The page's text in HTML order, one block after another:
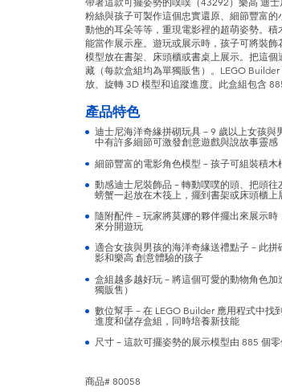
粉絲與孩子可製作這個忠實還原、細節豐富
動他的耳朵等等，重現電影裡的超萌姿勢。
能當作展示座。遊玩或展示時，孩子可將裝
模型放在書架、床頭櫃或書桌上展示。把這
藏（每款盒組均為單獨販售）。LEGO
放、旋轉 3D 模型和追蹤進度。此盒組包含
產品特色
迪士尼海洋奇緣拼砌玩具－9 歲以上女孩
中有許多細節可激發創意遊戲與說故事靈感
細節豐富的電影角色模型－孩子可組裝積
動感迪士尼裝飾品－轉動噗噗的頭、把頭
螃蟹一起放在木筏上，擺到書架或床頭櫃上
隨附配件－玩家將莫娜的夥伴擺出來展示
來分開遊玩
適合女孩與男孩的海洋奇緣送禮點子－此
影和樂高 創意體驗的孩子
盒組越多越好玩－將這個可愛的動物角色
獨販售）
數位幫手－在 LEGO Builder 應用程式中找
進度和儲存盒組，同時培養新技能
尺寸－這款可擺姿勢的展示模型由 885 個
商品# 80058